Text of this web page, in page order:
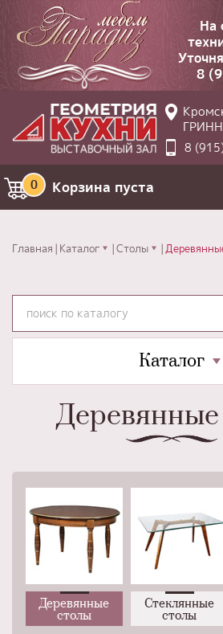
На
8
8
0 Корзина пуста
Главная Каталог Столы
Каталог
Деревянные
столы
Стеклянные
столы